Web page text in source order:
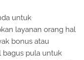
untuk
layanan orang hal
bonus atau
bagus pula untuk